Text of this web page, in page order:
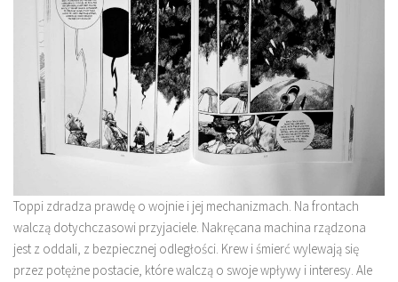
Toppi zdradza prawdę o wojnie i jej mechanizmach. Na frontach
walczą dotychczasowi przyjaciele. Nakręcana machina rządzona
jest z oddali, z bezpiecznej odległości. Krew i śmierć wylewają się
przez potężne postacie, które walczą o swoje wpływy i interesy. Ale